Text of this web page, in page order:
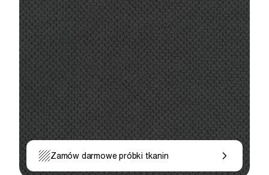
Zamów darmowe próbki tkanin